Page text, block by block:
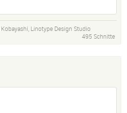
, Linotype Design Studio
495 Schnitte